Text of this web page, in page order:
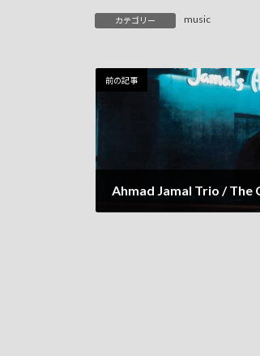
カテゴリー music
前の記事